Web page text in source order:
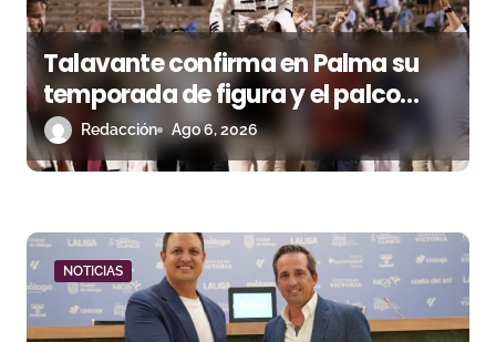
Talavante confirma en Palma su
temporada de figura y el palco
niega el premio a Roca Rey
Redacción Ago 6, 2026
NOTICIAS